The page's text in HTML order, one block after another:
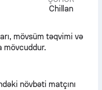
Chillan
mövsüm təqvimi və
mövcuddur.
növbəti matçını